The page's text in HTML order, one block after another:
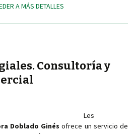
A MÁS DETALLES
Consultoría y
Les
Doblado Ginés ofrece un servicio de